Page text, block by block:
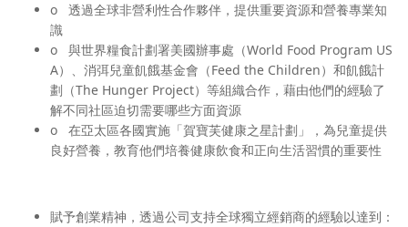
o 透過全球非營利性合作夥伴，提供重要資源和營養專業知
識
o 與世界糧食計劃署美國辦事處（World Food Program US
A）、消弭兒童飢餓基金會（Feed the Children）和飢餓計
劃（The Hunger Project）等組織合作，藉由他們的經驗了
解不同社區迫切需要哪些方面資源
o 在亞太區各國實施「賀寶芙健康之星計劃」，為兒童提供
良好營養，教育他們培養健康飲食和正向生活習慣的重要性
賦予創業精神 ，透過公司支持全球獨立經銷商的經驗以達到：